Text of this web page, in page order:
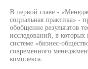
В первой главе -
социальная практика» -
обобщение результатов
исследований, в
системе «бизнес-
современного
комплекса.